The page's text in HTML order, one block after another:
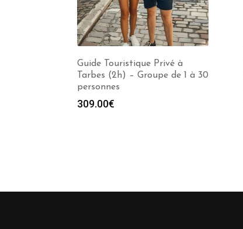
Guide Touristique Privé à
Tarbes (2h) – Groupe de 1 à 30
personnes
309.00€